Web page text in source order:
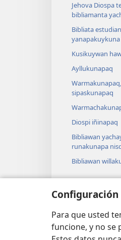
Para que usted
funcione, y no se
Jehova Diospa
bibliamanta
Bibliata
yanapakuykuna
Kusikuywan
Ayllukunapaq
sipaskunapaq
Diospi iñinapaq
Bibliawan
runakunapa
Bibliawan